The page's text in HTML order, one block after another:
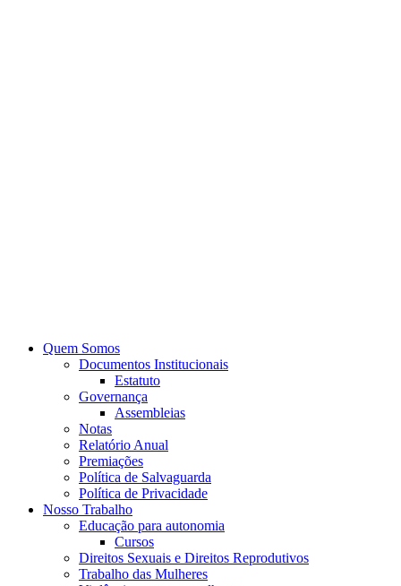
Quem Somos
Documentos Institucionais
Estatuto
Governança
Assembleias
Notas
Relatório Anual
Premiações
Política de Salvaguarda
Política de Privacidade
Nosso Trabalho
Educação para autonomia
Cursos
Direitos Sexuais e Direitos Reprodutivos
Trabalho das Mulheres